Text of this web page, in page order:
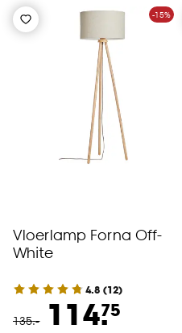
-15%
Vloerlamp Forna Off-
White
4.8 (12)
135.- 114.75